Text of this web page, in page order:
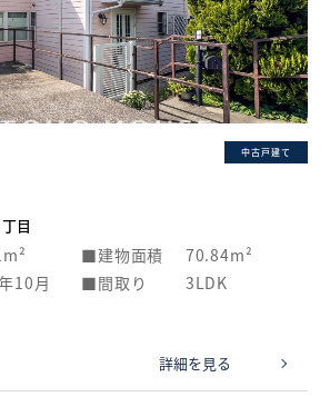
中古戸建て
目
建物面積
70.84m²
10月 間取り 3LDK
詳細を見る